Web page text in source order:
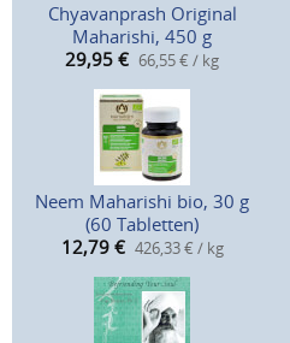
Chyavanprash Original
Maharishi, 450 g
29,95 € 66,55 € / kg
Neem Maharishi bio, 30 g
(60 Tabletten)
12,79 € 426,33 € / kg